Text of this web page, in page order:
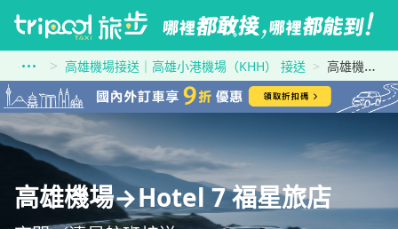
高雄機場接送｜高雄小港機場（KHH） 接送 高雄機場到Hotel 7 福星旅店
高雄機場→Hotel 7 福星旅店